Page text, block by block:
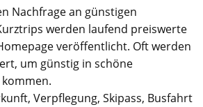
Nachfrage an günstigen
werden laufend preiswerte
veröffentlicht. Oft werden
um günstig in schöne
Verpflegung, Skipass, Busfahrt